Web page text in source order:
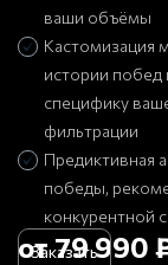
ваши объёмы
Кастомизация
истории побед
специфику
фильтрации
Предиктивная
победы,
конкурентной
от 79 990
Заказать